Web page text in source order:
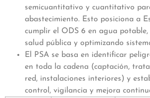
semicuantitativo y cuantitativo
abastecimiento. Esto posiciona a
cumplir el ODS 6 en agua
salud pública y optimizando
El PSA se basa en identificar
en toda la cadena (captación,
red, instalaciones interiores) y
control, vigilancia y mejora